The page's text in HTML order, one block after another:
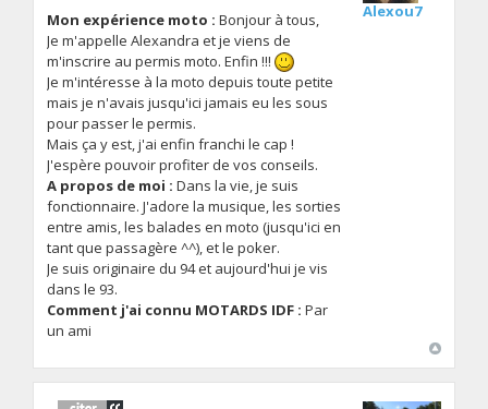
Mon expérience moto : Bonjour à tous,
Je m'appelle Alexandra et je viens de
m'inscrire au permis moto. Enfin !!!
Je m'intéresse à la moto depuis toute petite
mais je n'avais jusqu'ici jamais eu les sous
pour passer le permis.
Mais ça y est, j'ai enfin franchi le cap !
J'espère pouvoir profiter de vos conseils.
A propos de moi : Dans la vie, je suis
fonctionnaire. J'adore la musique, les sorties
entre amis, les balades en moto (jusqu'ici en
tant que passagère ^^), et le poker.
Je suis originaire du 94 et aujourd'hui je vis
dans le 93.
Comment j'ai connu MOTARDS IDF : Par
un ami
Alexou7